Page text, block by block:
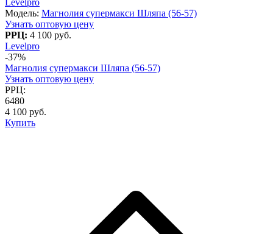
Модель: Магнолия супермакси Шляпа (56-57)
Узнать оптовую цену
РРЦ: 4 100 руб.
Levelpro
-37%
Магнолия супермакси Шляпа (56-57)
Узнать оптовую цену
РРЦ:
6480
4 100 руб.
Купить